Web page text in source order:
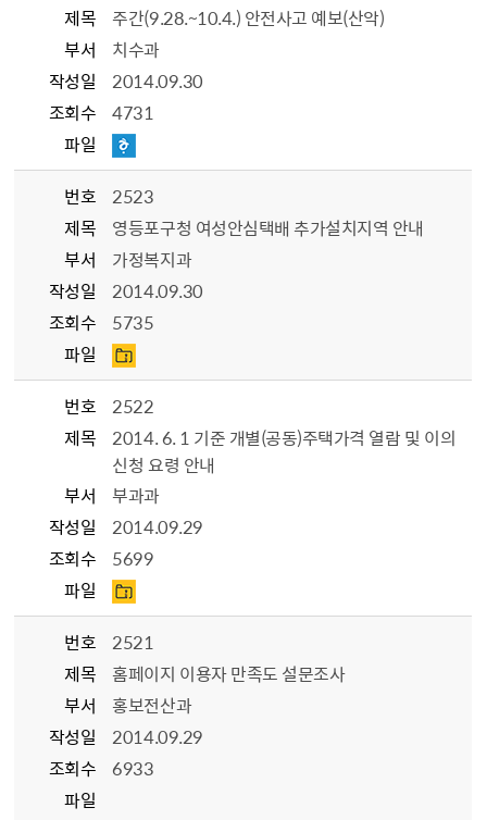
제목
주간(9.28.~10.4.) 안전사고 예보(산악)
부서
치수과
작성일
2014.09.30
조회수
4731
파일
번호
2523
제목
영등포구청 여성안심택배 추가설치지역 안내
부서
가정복지과
작성일
2014.09.30
조회수
5735
파일
번호
2522
제목
2014. 6. 1 기준 개별(공동)주택가격 열람 및 이의
신청 요령 안내
부서
부과과
작성일
2014.09.29
조회수
5699
파일
번호
2521
제목
홈페이지 이용자 만족도 설문조사
부서
홍보전산과
작성일
2014.09.29
조회수
6933
파일